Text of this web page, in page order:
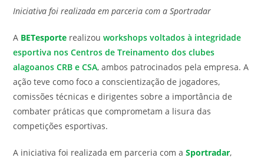
post:
Iniciativa foi realizada em parceria com a Sportradar
A BETesporte realizou workshops voltados à integridade
esportiva nos Centros de Treinamento dos clubes
alagoanos CRB e CSA, ambos patrocinados pela empresa. A
ação teve como foco a conscientização de jogadores,
comissões técnicas e dirigentes sobre a importância de
combater práticas que comprometam a lisura das
competições esportivas.
A iniciativa foi realizada em parceria com aSportradar,